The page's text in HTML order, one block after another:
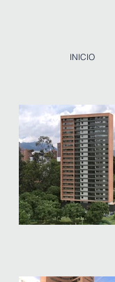
INICIO